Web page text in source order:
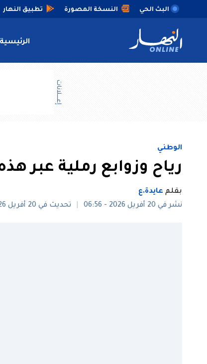
البث الحي النسخة المصورة تطبيق النهار
الرئيسية
إعــــلانات
الوطني
رياح وزوابع رملية عبر
بقلم عايدة.ع
نشر في 20 أفريل 2026 - 06:56
تحديث في 20 أفريل 2026 - 08:18